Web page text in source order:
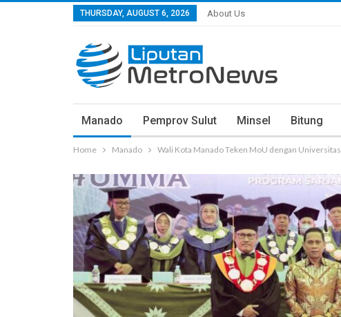
THURSDAY, AUGUST 6, 2026 About Us
Manado Pemprov Sulut Minsel Bitung
Home Manado Wali Kota Manado Teken MoU dengan